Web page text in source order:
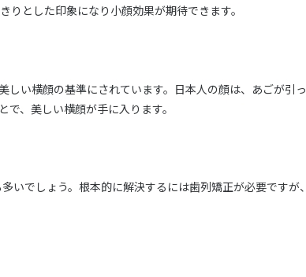
りとした印象になり小顔効果が期待できます。
い横顔の基準にされています。日本人の顔は、あごが引っ
、美しい横顔が手に入ります。
いでしょう。根本的に解決するには歯列矯正が必要ですが、